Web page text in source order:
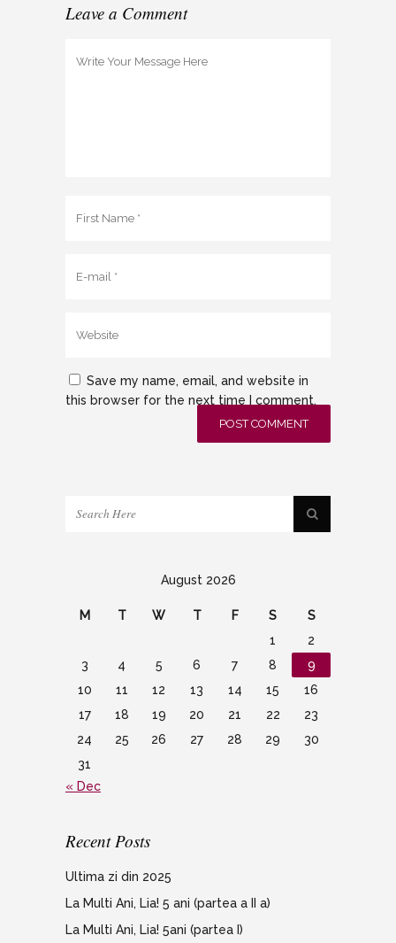
Leave a Comment
Save my name, email, and website in
this browser for the next time I comment.
August 2026
M T W T F S
S
1
2
3
4 5 6 7 8
9
10
11 12 13 14 15
16
17
18 19 20 21 22
23
24
25 26 27 28 29
30
31
« Dec
Recent Posts
Ultima zi din 2025
La Multi Ani, Lia! 5 ani (partea a II a)
La Multi Ani, Lia! 5ani (partea I)